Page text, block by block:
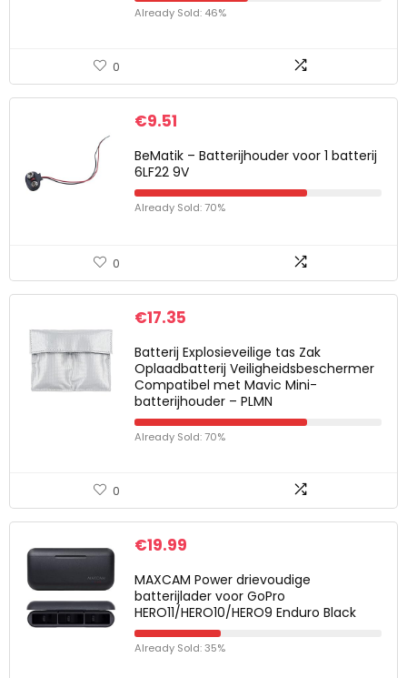
Already Sold: 46%
0
€9.51
BeMatik – Batterijhouder voor 1 batterij
6LF22 9V
Already Sold: 70%
0
€17.35
Batterij Explosieveilige tas Zak
Oplaadbatterij Veiligheidsbeschermer
Compatibel met Mavic Mini-
batterijhouder – PLMN
Already Sold: 70%
0
€19.99
MAXCAM Power drievoudige
batterijlader voor GoPro
HERO11/HERO10/HERO9 Enduro Black
Already Sold: 35%